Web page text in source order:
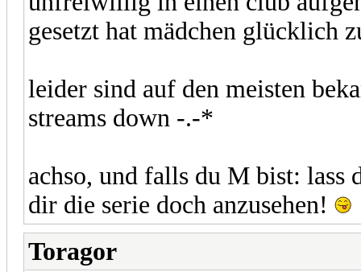
gesetzt hat mädchen glücklich
leider sind auf den meisten
streams down -.-*
achso, und falls du M bist: lass
dir die serie doch anzusehen!
Toragor